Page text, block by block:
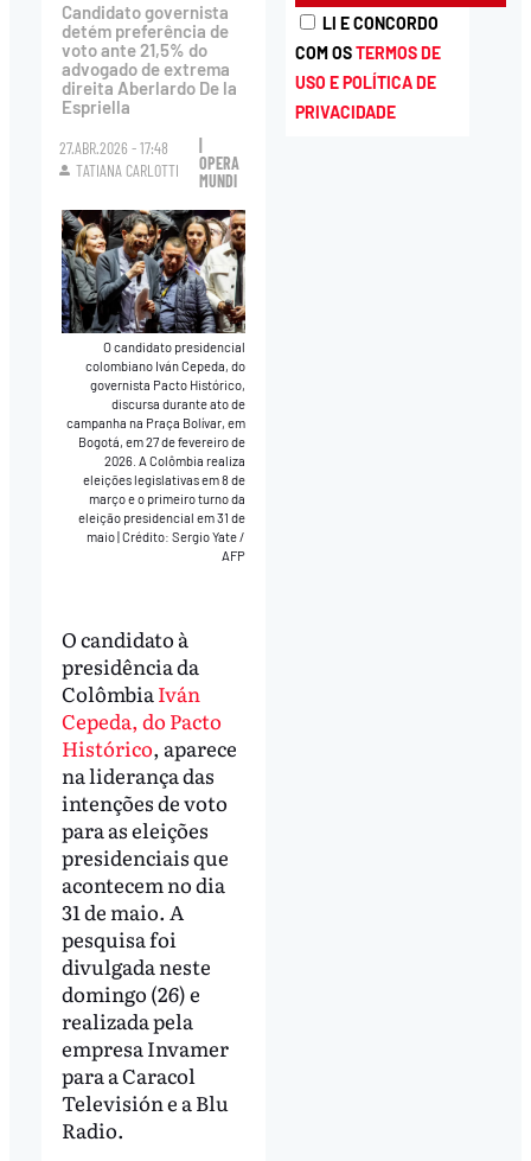
Candidato governista
detém preferência de
voto ante 21,5% do
advogado de extrema
direita Aberlardo De la
Espriella
27.ABR.2026 - 17:48
TATIANA CARLOTTI
OPERA
MUNDI
O candidato presidencial
colombiano Iván Cepeda, do
governista Pacto Histórico,
discursa durante ato de
campanha na Praça Bolívar, em
Bogotá, em 27 de fevereiro de
2026. A Colômbia realiza
eleições legislativas em 8 de
março e o primeiro turno da
eleição presidencial em 31 de
maio|Crédito: Sergio Yate /
AFP
O candidato à
presidência da
ColômbiaIván
Cepeda, do Pacto
Histórico, aparece
na liderança das
intenções de voto
para as eleições
presidenciais que
acontecem no dia
31 de maio. A
pesquisa foi
divulgada neste
domingo (26) e
realizada pela
empresa Invamer
para a Caracol
Televisión e a Blu
Radio.
LI E CONCORDO
COM OSTERMOS DE
USO E POLÍTICA DE
PRIVACIDADE